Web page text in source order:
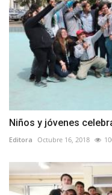
Niños y jóvenes
Editora Octubre 16, 2018